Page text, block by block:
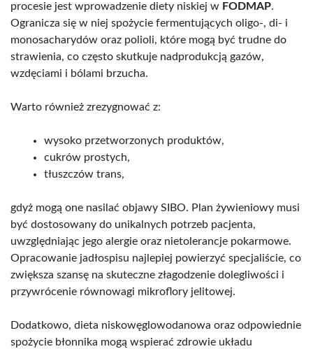
procesie jest wprowadzenie diety niskiej w FODMAP.
Ogranicza się w niej spożycie fermentujących oligo-, di- i
monosacharydów oraz polioli, które mogą być trudne do
strawienia, co często skutkuje nadprodukcją gazów,
wzdęciami i bólami brzucha.
Warto również zrezygnować z:
wysoko przetworzonych produktów,
cukrów prostych,
tłuszczów trans,
gdyż mogą one nasilać objawy SIBO. Plan żywieniowy musi
być dostosowany do unikalnych potrzeb pacjenta,
uwzględniając jego alergie oraz nietolerancje pokarmowe.
Opracowanie jadłospisu najlepiej powierzyć specjaliście, co
zwiększa szansę na skuteczne złagodzenie dolegliwości i
przywrócenie równowagi mikroflory jelitowej.
Dodatkowo, dieta niskowęglowodanowa oraz odpowiednie
spożycie błonnika mogą wspierać zdrowie układu